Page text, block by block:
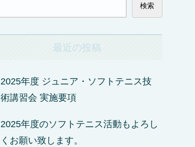
検索
最近の投稿
2025年度 ジュニア・ソフトテニス技
術講習会 実施要項
2025年度のソフトテニス活動もよろし
くお願い致します。